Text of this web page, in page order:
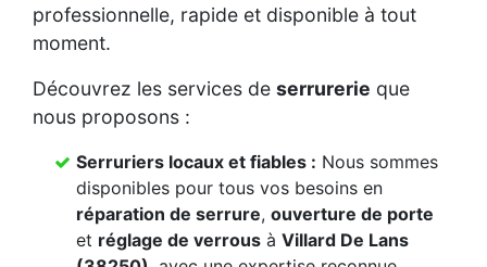
professionnelle, rapide et disponible à tout
moment.
Découvrez les services de serrurerie que
nous proposons :
Serruriers locaux et fiables : Nous sommes
disponibles pour tous vos besoins en
réparation de serrure, ouverture de porte
et réglage de verrous à Villard De Lans